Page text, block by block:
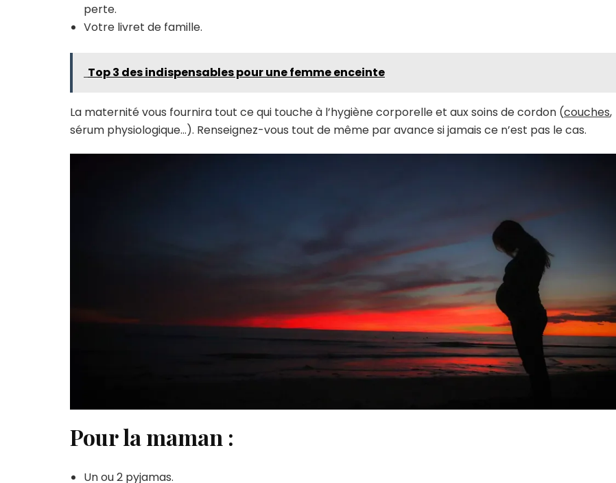
perte.
Votre livret de famille.
Top 3 des indispensables pour une femme enceinte
La maternité vous fournira tout ce qui touche à l’hygiène corporelle et aux soins de cordon (couches,
sérum physiologique…). Renseignez-vous tout de même par avance si jamais ce n’est pas le cas.
Pour la maman :
Un ou 2 pyjamas.